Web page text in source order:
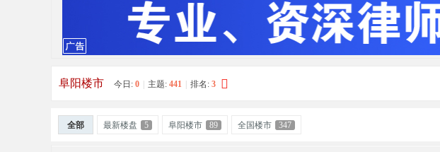
阜阳楼市 今日: 0 主题: 441 排名: 3
全部 最新楼盘 5 阜阳楼市 89 全国楼市 347